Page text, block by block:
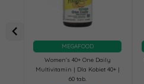
MEGAFOOD
Women's 40+ One Daily
Multivitamin | Dla Kobiet 40+ |
60 tab.